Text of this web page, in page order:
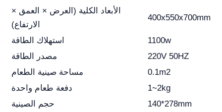
الأبعاد الكلية (العرض × العمق ×
الارتفاع)
400x550x700mm
استهلاك الطاقة
1100w
مصدر الطاقة
220V 50HZ
مساحة صينية الطعام
0.1m2
دفعة طعام واحدة
1~2kg
حجم الصينية
140*278mm